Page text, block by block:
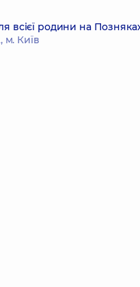
всієї родини на
м. Київ